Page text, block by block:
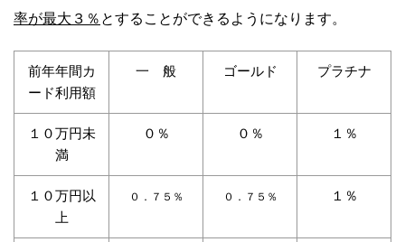
率が最大３％ とすることができるようになります。
前年年間カ
ード利用額
一 般 ゴールド プラチナ
１０万円未
満
０％ ０％ １％
１０万円以
上
０．７５％ ０．７５％ １％